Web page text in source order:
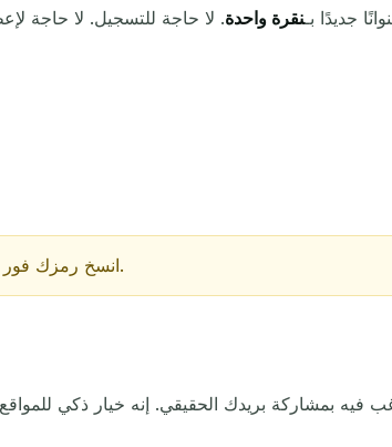
جديدًا بـنقرة واحدة. لا حاجة للتسجيل. لا حاجة
انسخ رمزك فور وصوله. فبمجرد انتهاء صلاحية البريد، تختفي الرسالة ولا يمكنك استعادتها.